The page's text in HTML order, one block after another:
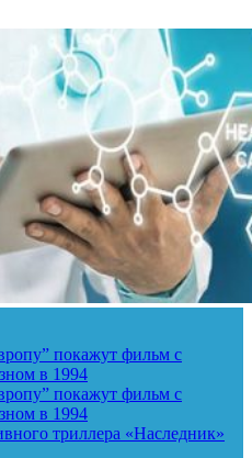
покажут фильм с
в 1994
покажут фильм с
в 1994
триллера «Наследник»